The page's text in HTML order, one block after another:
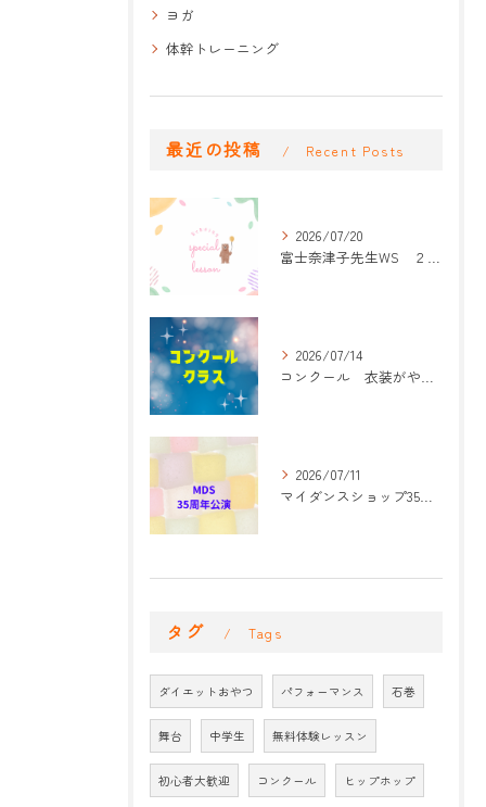
ヨガ
体幹トレーニング
最近の投稿 Recent Posts
2026/07/20
富士奈津子先生WS ２回目
2026/07/14
コンクール 衣装がやって来た！
2026/07/11
マイダンスショップ35周年記念公演 振付開始
タグ Tags
ダイエットおやつ パフォーマンス 石巻
舞台 中学生 無料体験レッスン
初心者大歓迎 コンクール ヒップホップ